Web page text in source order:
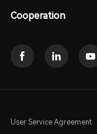
Cooperation
User Service Agreement